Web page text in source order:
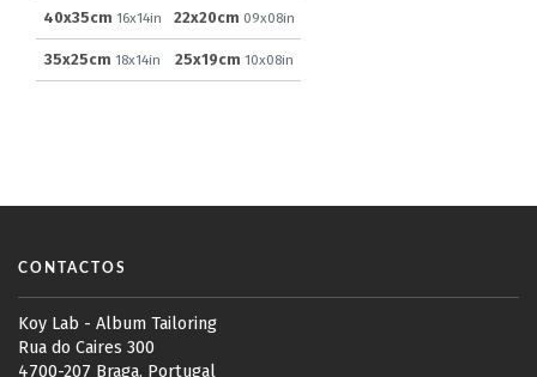
40x35cm 16x14in 22x20cm 09x08in
35x25cm 18x14in 25x19cm 10x08in
CONTACTOS
Koy Lab - Album Tailoring
Rua do Caires 300
4700-207 Braga, Portugal